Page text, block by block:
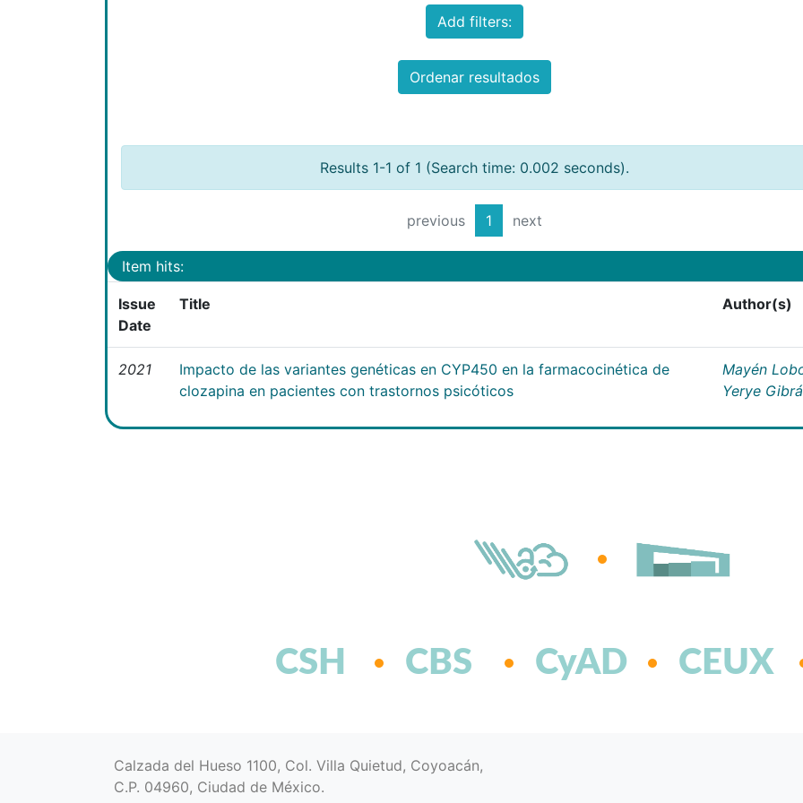
Add filters:
Ordenar resultados
Results 1-1 of 1 (Search time: 0.002 seconds).
previous 1 next
Item hits:
Issue
Date
Title Author(s)
2021
Impacto de las variantes genéticas en CYP450 en la farmacocinética de
clozapina en pacientes con trastornos psicóticos
Mayén
Yerye
CSH CBS CyAD CEUX
Calzada del Hueso 1100, Col. Villa Quietud, Coyoacán,
C.P. 04960, Ciudad de México.